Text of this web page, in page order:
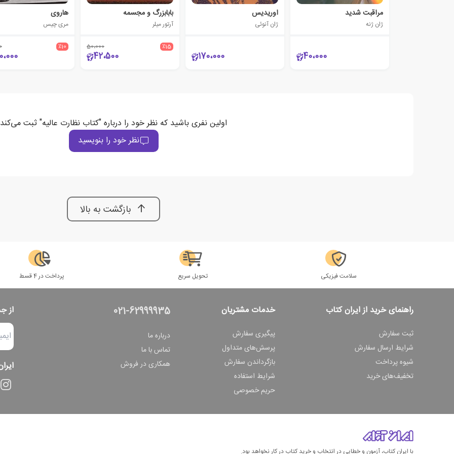
مراقبت شدید
ژان ژنه
40،000
اوریدیس
ژان آنوئی
170،000
بابابزرگ و مجسمه
آرتور میلر
٪15 50،000
42،500
هاروی
مری چیس
٪10
اولین نفری باشید که نظر خود را درباره "کتاب نظارت عالیه" ثبت می‌کند
نظر خود را بنویسید
بازگشت به بالا
سلامت فیزیکی تحویل سریع پرداخت در 4 قسط
راهنمای خرید از ایران کتاب
ثبت سفارش
شرایط ارسال سفارش
شیوه پرداخت
تخفیف‌های خرید
خدمات مشتریان
پیگیری سفارش
پرسش‌های متداول
بازگرداندن سفارش
شرایط استفاده
حریم خصوصی
021-62999935
درباره ما
تماس با ما
همکاری در فروش
از
با ایران کتاب، آزمون و خطایی در انتخاب و خرید کتاب در کار نخواهد بود.